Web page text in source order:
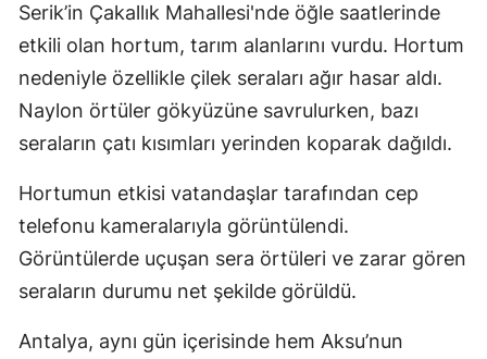
Serik’in Çakallık Mahallesi'nde öğle saatlerinde
etkili olan hortum, tarım alanlarını vurdu. Hortum
nedeniyle özellikle çilek seraları ağır hasar aldı.
Naylon örtüler gökyüzüne savrulurken, bazı
seraların çatı kısımları yerinden koparak dağıldı.
Hortumun etkisi vatandaşlar tarafından cep
telefonu kameralarıyla görüntülendi.
Görüntülerde uçuşan sera örtüleri ve zarar gören
seraların durumu net şekilde görüldü.
Antalya, aynı gün içerisinde hem Aksu’nun